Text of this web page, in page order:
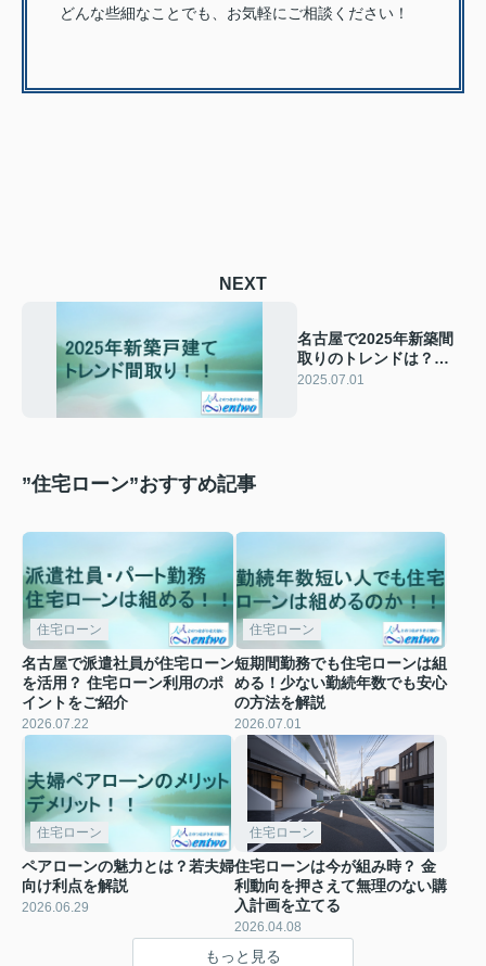
どんな些細なことでも、お気軽にご相談ください！
NEXT
名古屋で2025年新築間
取りのトレンドは？押さ
えておきたい最新の工夫
2025.07.01
”住宅ローン”おすすめ記事
住宅ローン
名古屋で派遣社員が住宅ローン
を活用？ 住宅ローン利用のポ
イントをご紹介
2026.07.22
住宅ローン
短期間勤務でも住宅ローンは組
める！少ない勤続年数でも安心
の方法を解説
2026.07.01
住宅ローン
ペアローンの魅力とは？若夫婦
向け利点を解説
2026.06.29
住宅ローン
住宅ローンは今が組み時？ 金
利動向を押さえて無理のない購
入計画を立てる
2026.04.08
もっと見る